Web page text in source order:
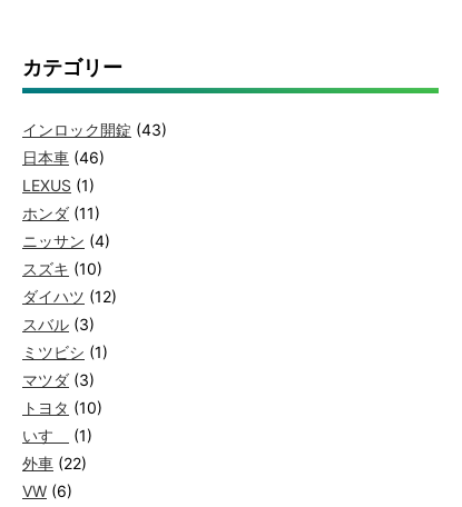
カテゴリー
インロック開錠 (43)
日本車 (46)
LEXUS (1)
ホンダ (11)
ニッサン (4)
スズキ (10)
ダイハツ (12)
スバル (3)
ミツビシ (1)
マツダ (3)
トヨタ (10)
いすゞ
(1)
外車 (22)
VW (6)